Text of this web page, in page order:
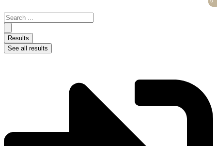
to
content
Search
...
Results
See all results